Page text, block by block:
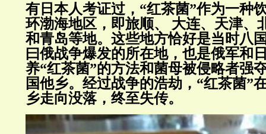
有日本人考证过，“红茶菌”作为一种
环渤海地区，即旅顺、 大连、天津、
和青岛等地。这些地方恰好是当时八
曰俄战争爆发的所在地，也是俄军和
养“红茶菌”的方法和菌母被侵略者强
国他乡。经过战争的浩劫，“红茶菌”
乡走向没落，终至失传。